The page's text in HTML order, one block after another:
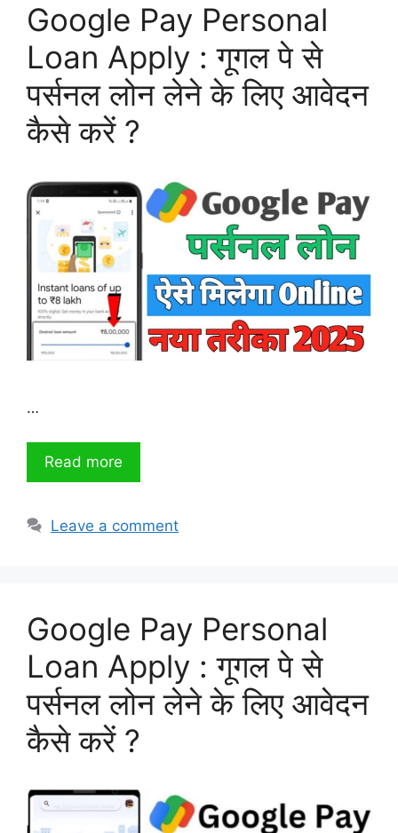
Google Pay Personal
Loan Apply : गूगल पे से
पर्सनल लोन लेने के लिए आवेदन
कैसे करें ?
…
Read more
Leave a comment
Google Pay Personal
Loan Apply : गूगल पे से
पर्सनल लोन लेने के लिए आवेदन
कैसे करें ?